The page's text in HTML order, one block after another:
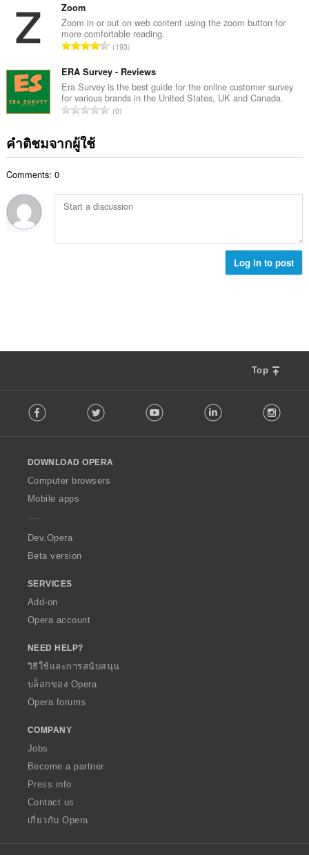
ทั้
ง
ห
ด
:
น
ร
ว
ม
ทั้
ง
ห
น
ค
ะ
น
น
ร
ว
ง
ด
Zoom
Zoom in or out on web content using the zoom button for
more comfortable reading.
จำ
ว
น
ค
ะ
น
ม
ทั้
193
ERA Survey - Reviews
Era Survey is the best guide for the online customer survey
for various brands in the United States, UK and Canada.
จำ
แ
น
ว
0
คำติชมจากผู้ใช้
Comments: 0
Log in to post
Top
o
w
O
p
a
Facebook Twitter Youtube LinkedIn
DOWNLOAD OPERA
Computer browsers
Mobile apps
Dev.Opera
Beta version
SERVICES
Add-on
Opera account
NEED HELP?
วิธีใช้และการสนับสนุน
บล็อกของ Opera
Opera forums
COMPANY
Jobs
Become a partner
Press info
Contact us
เกี่ยวกับ Opera